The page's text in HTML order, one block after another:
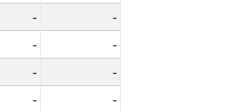
-
-
-
-
-
-
-
-